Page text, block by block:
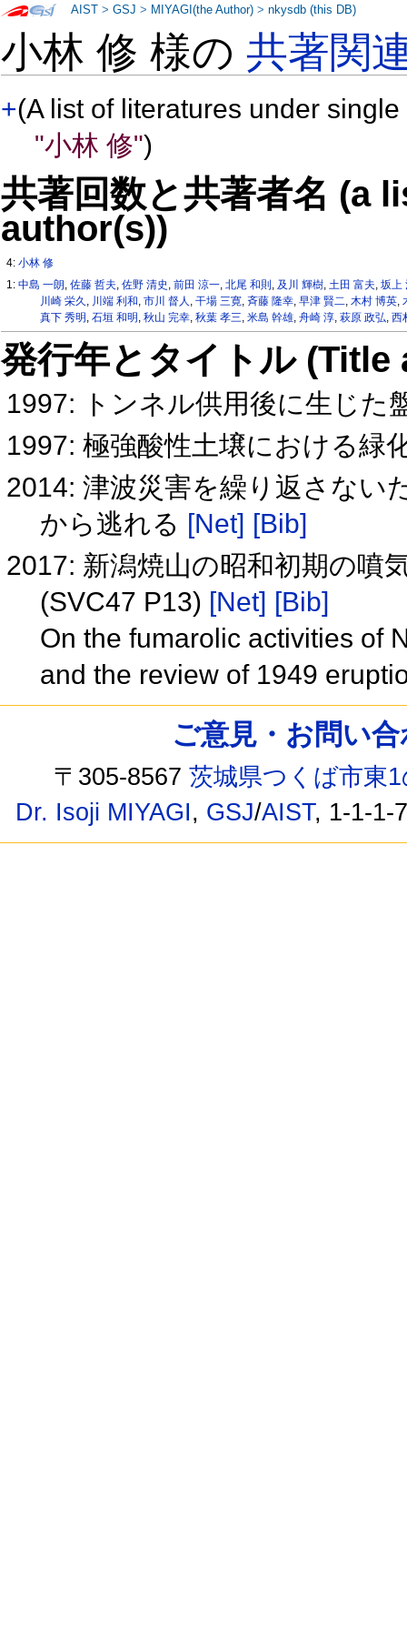
小林 修 様の共著関
+(A list of literatures under
"小林 修")
共著回数と共著者名 (a
author(s))
4:小林 修
1:中島 一朗,佐藤 哲夫,佐野 清史 ,前田 涼一,北尾 和則 , 及川 輝樹,土田 富夫,坂上
川崎 栄久 , 川端 利和, 市川 督人 , 干場 三寛, 斉藤 隆幸, 早津 賢二, 木村 博英,
真下 秀明 , 石垣 和明 , 秋山 完幸, 秋葉 孝三, 米島 幹雄, 舟崎 淳, 萩原 政弘, 西
発行年とタイトル
1997: トンネル供用後に生じた
1997: 極強酸性土壌における緑
2014: 津波災害を繰り返さない
から逃れる [Net] [Bib]
2017: 新潟焼山の昭和初期の噴
(SVC47 P13) [Net] [Bib]
On the fumarolic activities of
and the review of 1949
AIST >GSJ > MIYAGI(the Author) >nkysdb (this DB)
ご意見・お問い
〒305-8567茨城県つくば市東
Dr. Isoji MIYAGI, GSJ/AIST, 1-1-1-